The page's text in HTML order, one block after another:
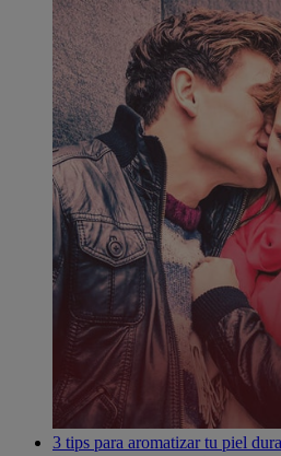
3 tips para aromatizar tu piel